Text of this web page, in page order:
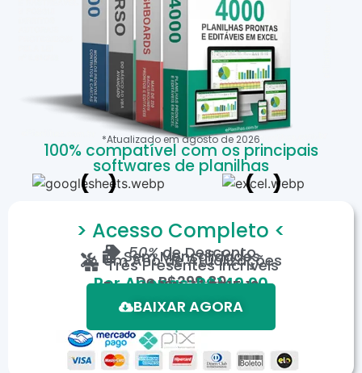
*Atualizado emagostode 2026
100% compatível com os principais
softwares de planilhas
> Acesso Completo <
50%de Desconto
Sem Mensalidades
Um Ano de Atualizações
Três Presentes Incríveis
DeR$299,80
Por Apenas: R$149,90
Em até 12X de R$15,19
*Oferta válida por tempo limitado.
BAIXAR AGORA